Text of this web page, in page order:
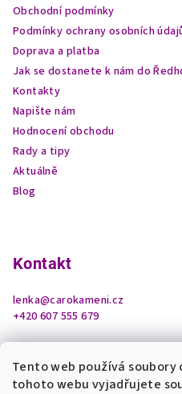
Tento web používá soubory
tohoto webu vyjadřujete
Obchodní podmínky
Podmínky ochrany osobních
Doprava a platba
Jak se dostanete k nám do
Kontakty
Napište nám
Hodnocení obchodu
Rady a tipy
Aktuálně
Blog
Kontakt
lenka@carokameni.cz
+420 607 555 679